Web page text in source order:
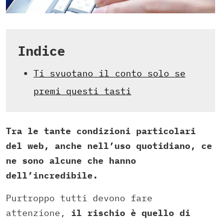
Indice
Ti svuotano il conto solo se
premi questi tasti
Tra le tante condizioni particolari
del web, anche nell’uso quotidiano, ce
ne sono alcune che hanno
dell’incredibile.
Purtroppo tutti devono fare
attenzione, il rischio è quello di